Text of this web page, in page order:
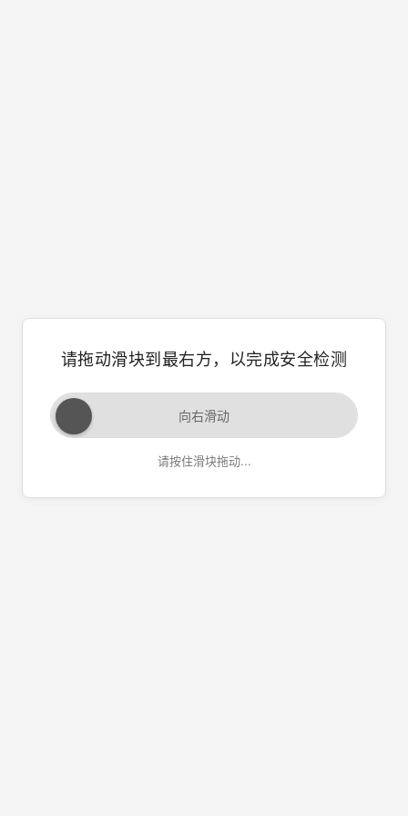
请拖动滑块到最右方，以完成安全检测
向右滑动
请按住滑块拖动...